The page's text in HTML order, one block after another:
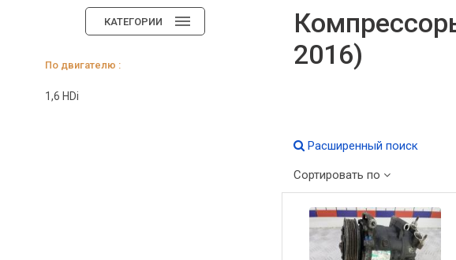
КАТЕГОРИИ
По двигателю :
1,6 HDi
2016)
Расширенный поиск
Сортировать по